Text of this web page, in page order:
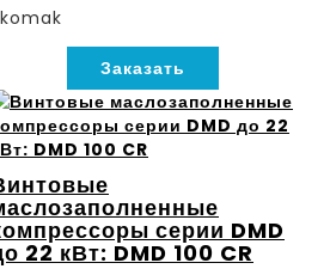
Заказать
серии DMD
22 кВт: DMD 100 CR